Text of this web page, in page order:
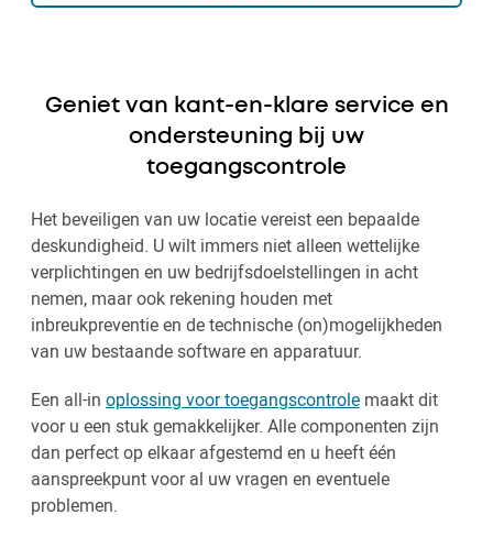
Geniet van kant-en-klare service en
ondersteuning bij uw
toegangscontrole
Het beveiligen van uw locatie vereist een bepaalde
deskundigheid. U wilt immers niet alleen wettelijke
verplichtingen en uw bedrijfsdoelstellingen in acht
nemen, maar ook rekening houden met
inbreukpreventie en de technische (on)mogelijkheden
van uw bestaande software en apparatuur.
Een all-in oplossing voor toegangscontrole maakt dit
voor u een stuk gemakkelijker. Alle componenten zijn
dan perfect op elkaar afgestemd en u heeft één
aanspreekpunt voor al uw vragen en eventuele
problemen.